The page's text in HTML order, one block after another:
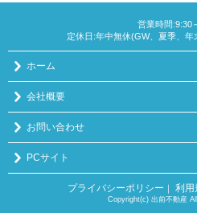
営業時間:9:30
定休日:年中無休(GW、夏季、
ホーム
会社概要
お問い合わせ
PCサイト
プライバシーポリシー ｜ 利用
Copyright(c) 出前不動産